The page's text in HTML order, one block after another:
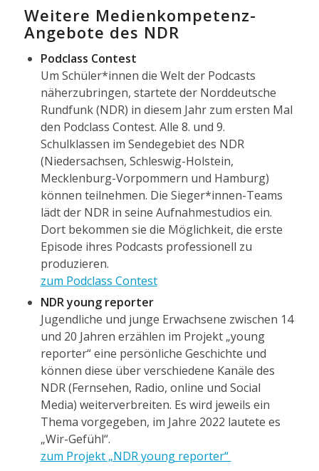
Weitere Medienkompetenz-
Angebote des NDR
Podclass Contest
Um Schüler*innen die Welt der Podcasts
näherzubringen, startete der Norddeutsche
Rundfunk (NDR) in diesem Jahr zum ersten Mal
den Podclass Contest. Alle 8. und 9.
Schulklassen im Sendegebiet des NDR
(Niedersachsen, Schleswig-Holstein,
Mecklenburg-Vorpommern und Hamburg)
können teilnehmen. Die Sieger*innen-Teams
lädt der NDR in seine Aufnahmestudios ein.
Dort bekommen sie die Möglichkeit, die erste
Episode ihres Podcasts professionell zu
produzieren.
zum Podclass Contest
NDR young reporter
Jugendliche und junge Erwachsene zwischen 14
und 20 Jahren erzählen im Projekt „young
reporter“ eine persönliche Geschichte und
können diese über verschiedene Kanäle des
NDR (Fernsehen, Radio, online und Social
Media) weiterverbreiten. Es wird jeweils ein
Thema vorgegeben, im Jahre 2022 lautete es
„Wir-Gefühl“.
zum Projekt „NDR young reporter“